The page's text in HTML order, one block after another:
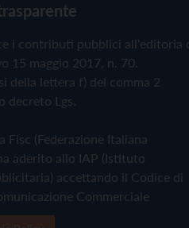
i contributi pubblici all'editoria
15 maggio 2017, n. 70.
della lettera f) del comma 2
decreto Lgs.
Fisc (Federazione Italiana
aderito allo IAP (Istituto
accettando il Codice di
Commerciale